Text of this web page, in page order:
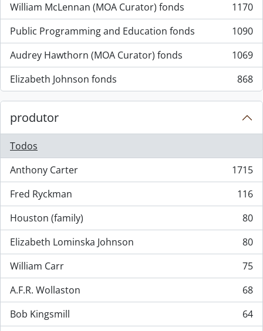
William McLennan (MOA Curator) fonds
, 1170 resultados
1170
Public Programming and Education fonds
, 1090 resultados
1090
Audrey Hawthorn (MOA Curator) fonds
, 1069 resultados
1069
Elizabeth Johnson fonds
, 868 resultados 868
produtor
Todos
Anthony Carter
, 1715 resultados
1715
Fred Ryckman
, 116 resultados
116
Houston (family)
, 80 resultados
80
Elizabeth Lominska Johnson
, 80 resultados
80
William Carr
, 75 resultados
75
A.F.R. Wollaston
, 68 resultados
68
Bob Kingsmill
, 64 resultados
64